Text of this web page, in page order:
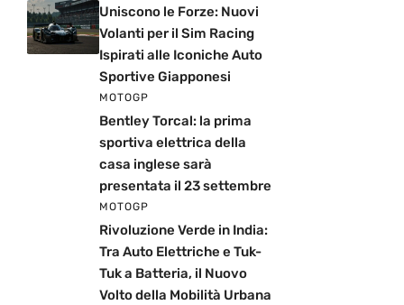
Uniscono le Forze: Nuovi
Volanti per il Sim Racing
Ispirati alle Iconiche Auto
Sportive Giapponesi
MOTOGP
Bentley Torcal: la prima
sportiva elettrica della
casa inglese sarà
presentata il 23 settembre
MOTOGP
Rivoluzione Verde in India:
Tra Auto Elettriche e Tuk-
Tuk a Batteria, il Nuovo
Volto della Mobilità Urbana